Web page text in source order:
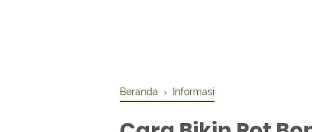
Beranda › Informasi